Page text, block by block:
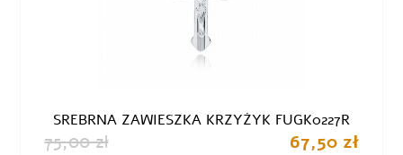
SREBRNA ZAWIESZKA KRZYŻYK FUGK0227R
75,00 zł 67,50 zł